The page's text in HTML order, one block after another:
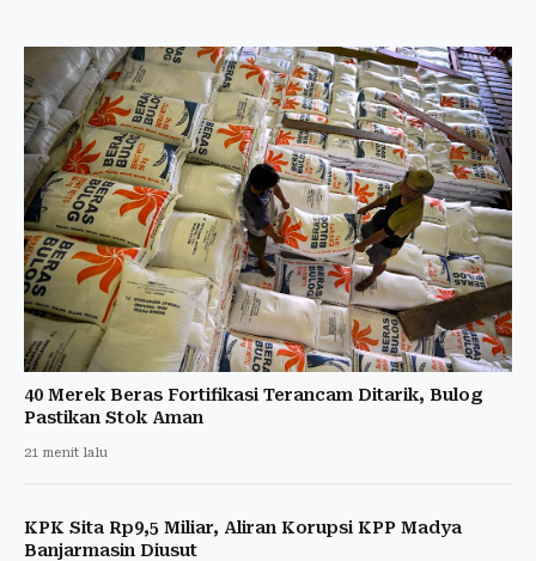
40 Merek Beras Fortifikasi Terancam Ditarik, Bulog
Pastikan Stok Aman
21 menit lalu
KPK Sita Rp9,5 Miliar, Aliran Korupsi KPP Madya
Banjarmasin Diusut